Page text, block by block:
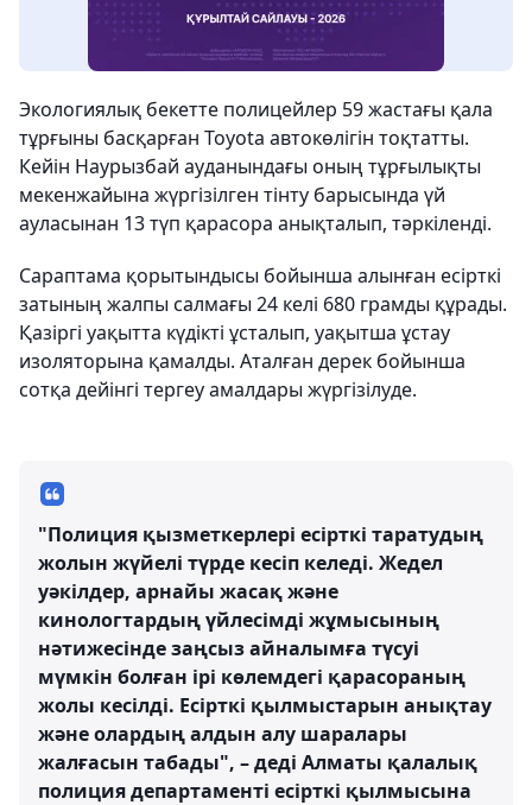
Экологиялық бекетте полицейлер 59 жастағы қала
тұрғыны басқарған Toyota автокөлігін тоқтатты.
Кейін Наурызбай ауданындағы оның тұрғылықты
мекенжайына жүргізілген тінту барысында үй
ауласынан 13 түп қарасора анықталып, тәркіленді.
Сараптама қорытындысы бойынша алынған есірткі
затының жалпы салмағы 24 келі 680 грамды құрады.
Қазіргі уақытта күдікті ұсталып, уақытша ұстау
изоляторына қамалды. Аталған дерек бойынша
сотқа дейінгі тергеу амалдары жүргізілуде.
"Полиция қызметкерлері есірткі таратудың
жолын жүйелі түрде кесіп келеді. Жедел
уәкілдер, арнайы жасақ және
кинологтардың үйлесімді жұмысының
нәтижесінде заңсыз айналымға түсуі
мүмкін болған ірі көлемдегі қарасораның
жолы кесілді. Есірткі қылмыстарын анықтау
және олардың алдын алу шаралары
жалғасын табады", – деді Алматы қалалық
полиция департаменті есірткі қылмысына